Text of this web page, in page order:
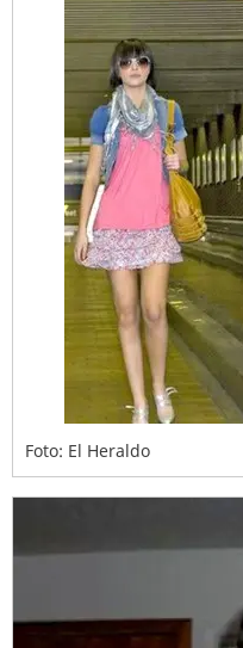
Foto: El Heraldo